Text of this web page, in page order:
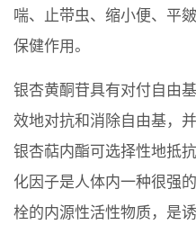
喘、止带虫、缩小便、平
保健作用。
银杏黄酮苷具有对付自由
效地对抗和消除自由基，
银杏萜内酯可选择性地抵
化因子是人体内一种很强
栓的内源性活性物质，是